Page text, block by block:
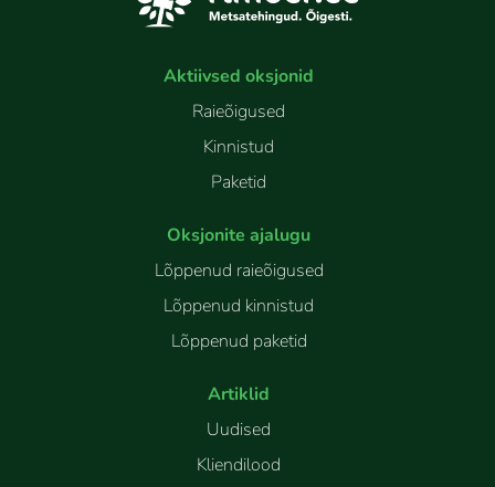
Aktiivsed oksjonid
Raieõigused
Kinnistud
Paketid
Oksjonite ajalugu
Lõppenud raieõigused
Lõppenud kinnistud
Lõppenud paketid
Artiklid
Uudised
Kliendilood